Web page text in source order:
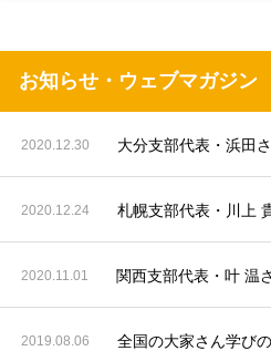
お知らせ・ウェブマガジン
2020.12.30
2020.12.24 札幌支部代表・川上
2020.11.01 関西支部代表・叶 温
2019.08.06 全国の大家さん学び